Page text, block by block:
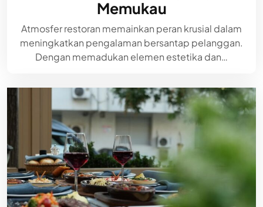
Memukau
Atmosfer restoran memainkan peran krusial dalam
meningkatkan pengalaman bersantap pelanggan.
Dengan memadukan elemen estetika dan…